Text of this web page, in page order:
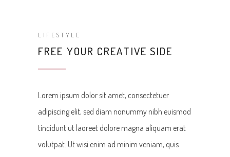
LIFESTYLE
FREE YOUR CREATIVE SIDE
Lorem ipsum dolor sit amet, consectetuer
adipiscing elit, sed diam nonummy nibh euismod
tincidunt ut laoreet dolore magna aliquam erat
volutpat. Ut wisi enim ad minim veniam, quis